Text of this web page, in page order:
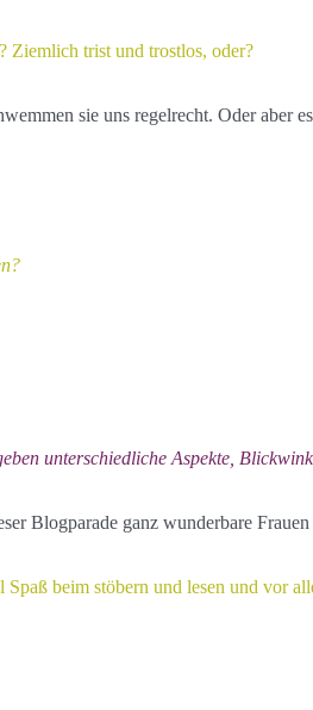
Ziemlich trist und trostlos, oder?
sie uns regelrecht. Oder
unterschiedliche Aspekte,
Blogparade ganz wunderbare
beim stöbern und lesen und vor